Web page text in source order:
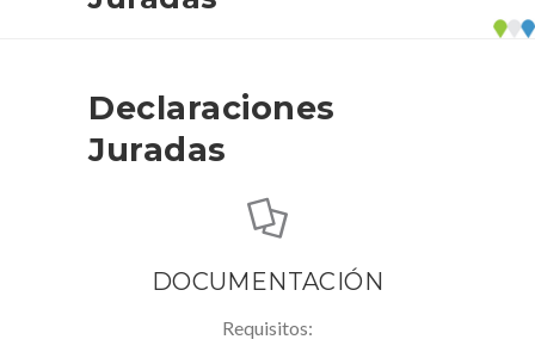
Declaraciones
Juradas
DOCUMENTACIÓN
Requisitos: